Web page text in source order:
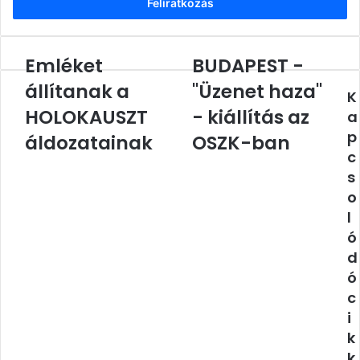
Emléket
a
HOLOKAUSZT
áldozatainak
Emléket
állítanak a
HOLOKAUSZT
áldozatainak
BUDAPEST
"Üzenet
haza"
kiállítás
BUDAPEST -
"Üzenet haza"
- kiállítás az
OSZK-ban
K
a
p
c
s
o
l
ó
d
ó
c
i
k